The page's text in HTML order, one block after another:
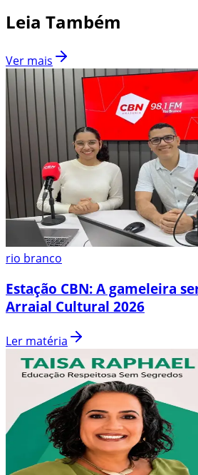
Leia Também
Ver mais
rio branco
Estação CBN: A gameleira
Arraial Cultural 2026
Ler matéria